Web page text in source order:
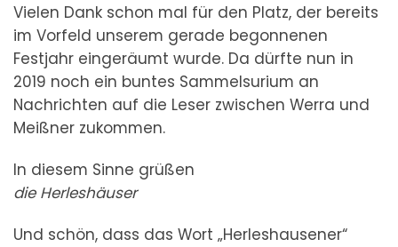
Vielen Dank schon mal für den Platz, der bereits
im Vorfeld unserem gerade begonnenen
Festjahr eingeräumt wurde. Da dürfte nun in
2019 noch ein buntes Sammelsurium an
Nachrichten auf die Leser zwischen Werra und
Meißner zukommen.
In diesem Sinne grüßen
die Herleshäuser
Und schön, dass das Wort „Herleshausener“